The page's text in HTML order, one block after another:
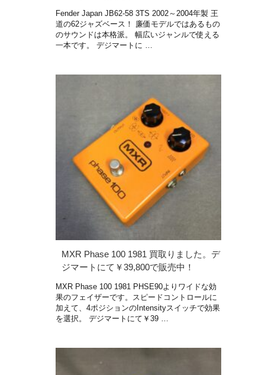
Fender Japan JB62-58 3TS 2002～2004年製 王
道の62ジャズベース！ 廉価モデルではあるもの
のサウンドは本格派。 幅広いジャンルで使える
一本です。 デジマートに …
MXR Phase 100 1981 買取りました。デ
ジマートにて￥39,800で販売中！
MXR Phase 100 1981 PHSE90よりワイドな効
果のフェイザーです。スピードコントロールに
加えて、4ポジションのIntensityスイッチで効果
を選択。 デジマートにて￥39 …